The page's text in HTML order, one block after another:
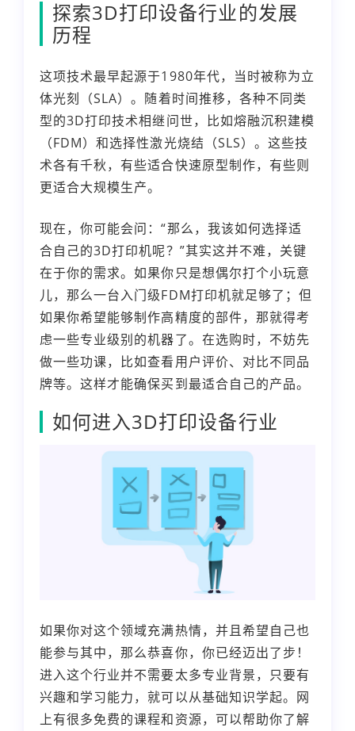
探索3D打印设备行业的发展
历程
这项技术最早起源于1980年代，当时被称为立
体光刻（SLA）。随着时间推移，各种不同类
型的3D打印技术相继问世，比如熔融沉积建模
（FDM）和选择性激光烧结（SLS）。这些技
术各有千秋，有些适合快速原型制作，有些则
更适合大规模生产。
现在，你可能会问：“那么，我该如何选择适
合自己的3D打印机呢？”其实这并不难，关键
在于你的需求。如果你只是想偶尔打个小玩意
儿，那么一台入门级FDM打印机就足够了；但
如果你希望能够制作高精度的部件，那就得考
虑一些专业级别的机器了。在选购时，不妨先
做一些功课，比如查看用户评价、对比不同品
牌等。这样才能确保买到最适合自己的产品。
如何进入3D打印设备行业
如果你对这个领域充满热情，并且希望自己也
能参与其中，那么恭喜你，你已经迈出了步！
进入这个行业并不需要太多专业背景，只要有
兴趣和学习能力，就可以从基础知识学起。网
上有很多免费的课程和资源，可以帮助你了解